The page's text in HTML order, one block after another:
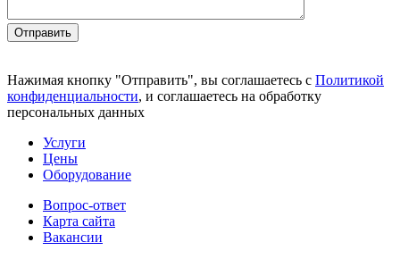
Отправить
Нажимая кнопку "Отправить", вы соглашаетесь с Политикой
конфиденциальности, и соглашаетесь на обработку
персональных данных
Услуги
Цены
Оборудование
Вопрос-ответ
Карта сайта
Вакансии